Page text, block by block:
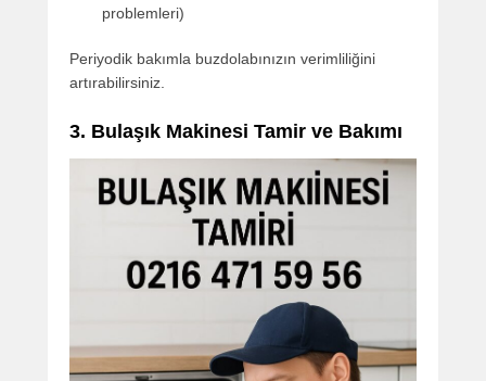
problemleri)
Periyodik bakımla buzdolabınızın verimliliğini
artırabilirsiniz.
3. Bulaşık Makinesi Tamir ve Bakımı